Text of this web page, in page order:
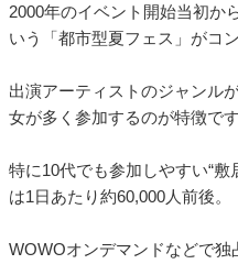
2000年のイベント開始当初か
いう「都市型夏フェス」がコン
出演アーティストのジャンル
女が多く参加するのが特徴です
特に10代でも参加しやすい“
は1日あたり約60,000人前後。
WOWOオンデマンドなどで独